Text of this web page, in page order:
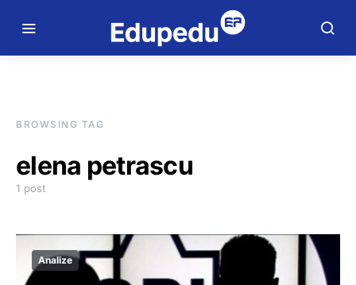
BROWSING TAG
elena petrascu
1 post
Analize